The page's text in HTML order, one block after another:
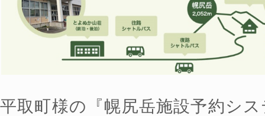
平取町様の『幌尻岳施設予約シ